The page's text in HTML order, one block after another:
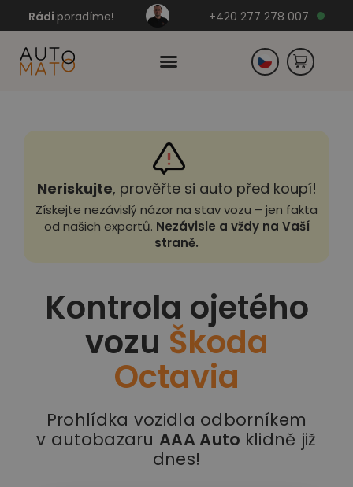
Rádi poradíme! +420 277 278 007
Neriskujte, prověřte si auto před koupí!
Získejte nezávislý názor na stav vozu – jen fakta
od našich expertů. Nezávisle a vždy na Vaší
straně.
Kontrola ojetého
vozu Škoda
Octavia
Prohlídka vozidla odborníkem
v autobazaruAAA Auto klidně již
dnes!